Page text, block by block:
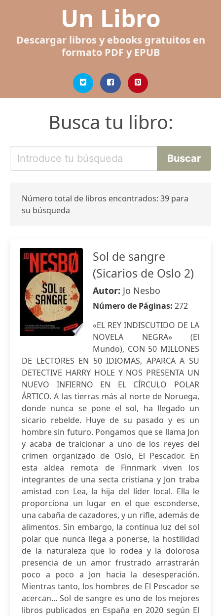
Un Libro
Descargar libros y ebooks gratuitos en
formato PDF y EPUB
Busca tu libro:
Número total de libros encontrados: 39 para
su búsqueda
Sol de sangre
(Sicarios de Oslo 2)
Autor: Jo Nesbo
Número de Páginas: 272
«EL REY INDISCUTIDO DE LA
NOVELA NEGRA» (El
Mundo), CON 50 MILLONES
DE LECTORES EN 50 IDIOMAS, APARCA A SU
DETECTIVE HARRY HOLE Y NOS PRESENTA UN
NUEVO INFIERNO EN EL CÍRCULO POLAR
ÁRTICO. A las tierras más al norte de Noruega,
donde nunca se pone el sol, ha llegado un
sicario rebelde. Huye de su pasado y es un
hombre sin futuro. Pongamos que se llama Jon
y acaba de traicionar a uno de los reyes del
crimen organizado de Oslo, El Pescador. En
esta aldea remota de Finnmark viven los
integrantes de una secta cristiana y Jon traba
amistad con Lea, la hija del líder local. Ella le
proporciona un lugar en el que esconderse,
una cabaña de cazadores, y un rifle, además de
alimentos. Sin embargo, la continua luz del sol
polar que nunca llega a ponerse, la hostilidad
de la naturaleza que lo rodea y la dolorosa
presencia de un amor frustrado arrastrarán
poco a poco a Jon hacia la desesperación.
Mientras tanto, los hombres de El Pescador se
acercan... Sol de sangre es uno de los mejores
libros publicados en España en 2020 según El